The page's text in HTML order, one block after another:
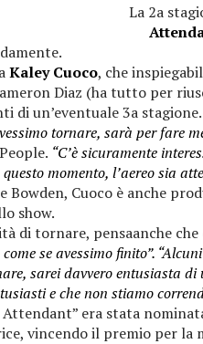
La 2a
Kaley Cuoco, che
Diaz (ha tutto per
di un’eventuale 3a stagione.
tornare, sarà per fare
“C’è sicuramente
momento, l’aereo sia
Cuoco è anche
show.
di tornare, pensaanche
se avessimo finito”.
sarei davvero entusiasta di
e che non stiamo
era stata
vincendo il premio per la